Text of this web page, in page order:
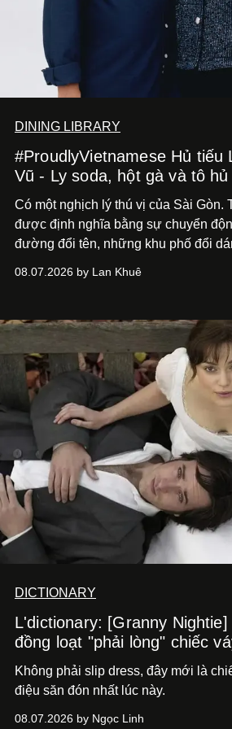
DINING LIBRARY
#ProudlyVietnamese Hủ tiếu
Vũ - Ly soda, hột gà và tô hủ
Có một nghịch lý thú vị của Sài Gòn.
được định nghĩa bằng sự chuyển
đường đổi tên, những khu phố đổi
nói về cái mới, về xu hướng tiếp
08.07.2026 by Lan Khuê
DICTIONARY
L'dictionary: [Granny
đồng loạt "phải lòng" chiếc
Không phải slip dress, đây mới là
điệu săn đón nhất lúc này.
08.07.2026 by Ngọc Linh